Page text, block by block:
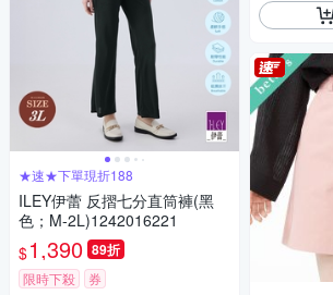
★速★下單現折188
ILEY伊蕾 反摺七分直筒褲(黑
色；M-2L)1242016221
$1,390 89折
限時下殺 券